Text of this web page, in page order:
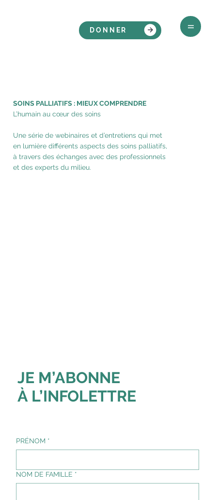
DONNER
SOINS PALLIATIFS : MIEUX COMPRENDRE
L’humain au cœur des soins
Une série de webinaires et d’entretiens qui met
en lumière différents aspects des soins palliatifs,
à travers des échanges avec des professionnels
et des experts du milieu.
JE M’ABONNE
À L’INFOLETTRE
PRÉNOM *
NOM DE FAMILLE *